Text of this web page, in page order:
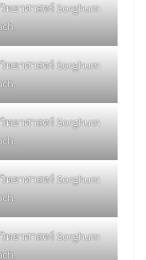
ยาศาสตร์ Sorghum
ยาศาสตร์ Sorghum
ยาศาสตร์ Sorghum
ยาศาสตร์ Sorghum
ยาศาสตร์ Sorghum